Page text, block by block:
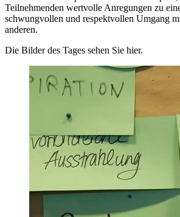
Teilnehmenden wertvolle Anregungen zu
schwungvollen und respektvollen Umgang
anderen.
Die Bilder des Tages sehen Sie hier.